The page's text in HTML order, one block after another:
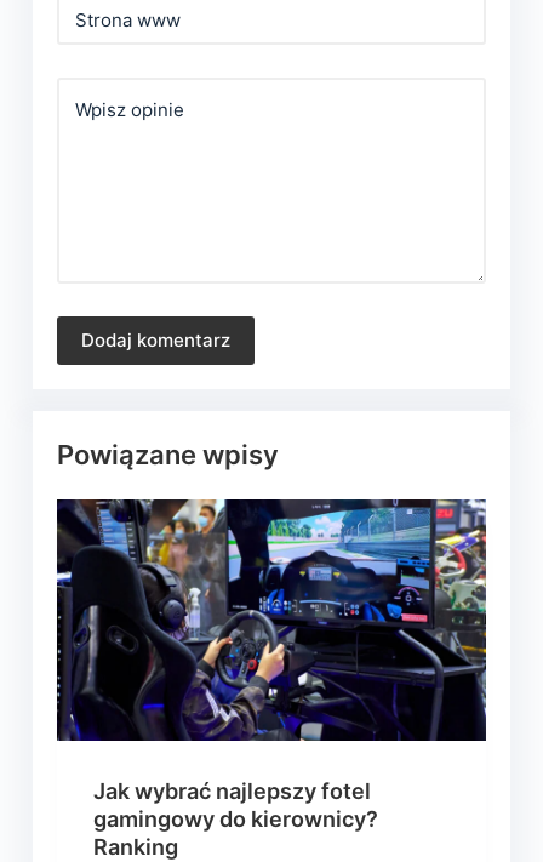
Strona www
Wpisz opinie
Dodaj komentarz
Powiązane wpisy
Jak wybrać najlepszy fotel
gamingowy do kierownicy?
Ranking